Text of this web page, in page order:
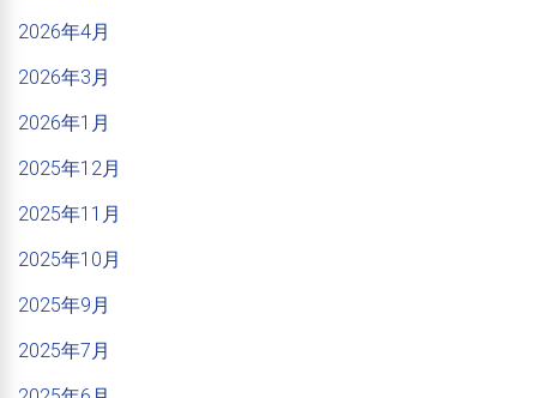
2026年4月
2026年3月
2026年1月
2025年12月
2025年11月
2025年10月
2025年9月
2025年7月